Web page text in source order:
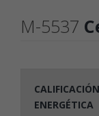
M-5537
CALIFICACIÓN
ENERGÉTICA